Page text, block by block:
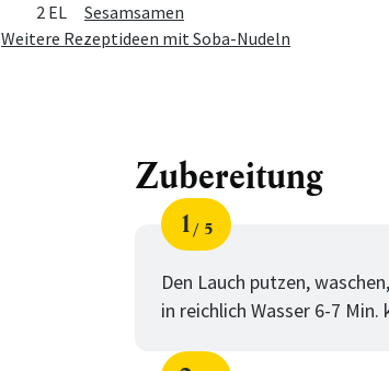
2 EL
Sesamsamen
Weitere Rezeptideen mit Soba-Nudeln
Zubereitung
Schritt
1
von
5
Den Lauch putzen,
in reichlich Wasser 6-7